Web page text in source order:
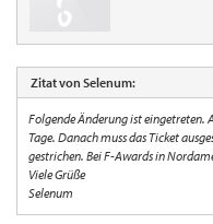
Zitat von Selenum:
Folgende Änderung ist eingetreten.
Tage. Danach muss das Ticket
gestrichen. Bei F-Awards in
Viele Grüße
Selenum